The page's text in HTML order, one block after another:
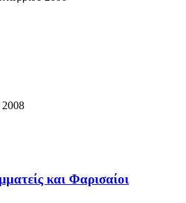
2008
και Φαρισαίοι